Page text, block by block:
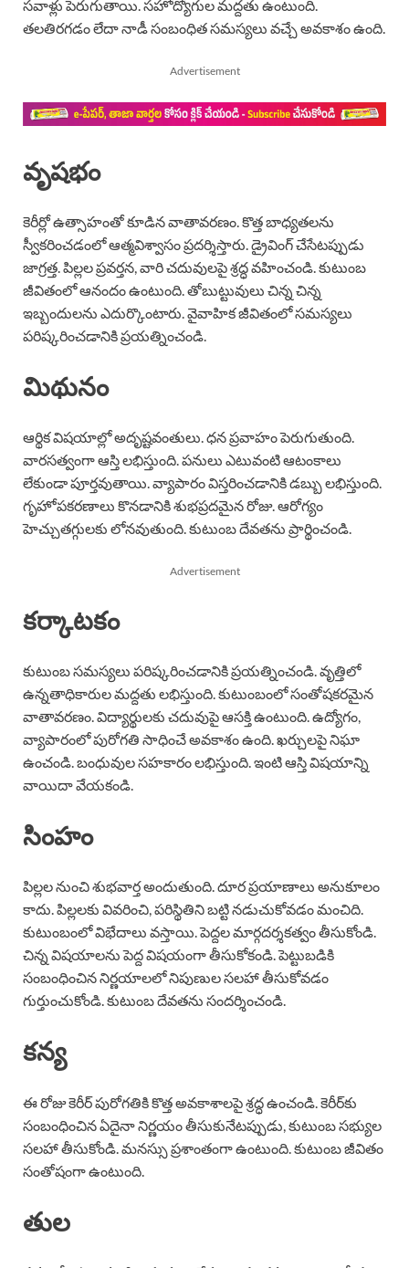
సవాళ్లు పెరుగుతాయి. సహోద్యోగుల మద్దతు ఉంటుంది.
తలతిరగడం లేదా నాడీ సంబంధిత సమస్యలు వచ్చే అవకాశం ఉంది.
Advertisement
వృషభం
కెరీర్లో ఉత్సాహంతో కూడిన వాతావరణం. కొత్త బాధ్యతలను
స్వీకరించడంలో ఆత్మవిశ్వాసం ప్రదర్శిస్తారు. డ్రైవింగ్ చేసేటప్పుడు
జాగ్రత్త. పిల్లల ప్రవర్తన, వారి చదువులపై శ్రద్ధ వహించండి. కుటుంబ
జీవితంలో ఆనందం ఉంటుంది. తోబుట్టువులు చిన్న చిన్న
ఇబ్బందులను ఎదుర్కొంటారు. వైవాహిక జీవితంలో సమస్యలు
పరిష్కరించడానికి ప్రయత్నించండి.
మిథునం
ఆర్థిక విషయాల్లో అదృష్టవంతులు. ధన ప్రవాహం పెరుగుతుంది.
వారసత్వంగా ఆస్తి లభిస్తుంది. పనులు ఎటువంటి ఆటంకాలు
లేకుండా పూర్తవుతాయి. వ్యాపారం విస్తరించడానికి డబ్బు లభిస్తుంది.
గృహోపకరణాలు కొనడానికి శుభప్రదమైన రోజు. ఆరోగ్యం
హెచ్చుతగ్గులకు లోనవుతుంది. కుటుంబ దేవతను ప్రార్థించండి.
Advertisement
కర్కాటకం
కుటుంబ సమస్యలు పరిష్కరించడానికి ప్రయత్నించండి. వృత్తిలో
ఉన్నతాధికారుల మద్దతు లభిస్తుంది. కుటుంబంలో సంతోషకరమైన
వాతావరణం. విద్యార్థులకు చదువుపై ఆసక్తి ఉంటుంది. ఉద్యోగం,
వ్యాపారంలో పురోగతి సాధించే అవకాశం ఉంది. ఖర్చులపై నిఘా
ఉంచండి. బంధువుల సహకారం లభిస్తుంది. ఇంటి ఆస్తి విషయాన్ని
వాయిదా వేయకండి.
సింహం
పిల్లల నుంచి శుభవార్త అందుతుంది. దూర ప్రయాణాలు అనుకూలం
కాదు. పిల్లలకు వివరించి, పరిస్థితిని బట్టి నడుచుకోవడం మంచిది.
కుటుంబంలో విభేదాలు వస్తాయి. పెద్దల మార్గదర్శకత్వం తీసుకోండి.
చిన్న విషయాలను పెద్ద విషయంగా తీసుకోకండి. పెట్టుబడికి
సంబంధించిన నిర్ణయాలలో నిపుణుల సలహా తీసుకోవడం
గుర్తుంచుకోండి. కుటుంబ దేవతను సందర్శించండి.
కన్య
ఈ రోజు కెరీర్ పురోగతికి కొత్త అవకాశాలపై శ్రద్ధ ఉంచండి. కెరీర్‌కు
సంబంధించిన ఏదైనా నిర్ణయం తీసుకునేటప్పుడు, కుటుంబ సభ్యుల
సలహా తీసుకోండి. మనస్సు ప్రశాంతంగా ఉంటుంది. కుటుంబ జీవితం
సంతోషంగా ఉంటుంది.
తుల